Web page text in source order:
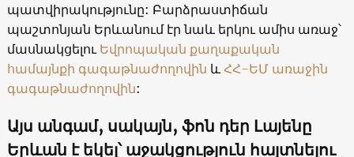
պատվիրակությունը: Բարձրաստիճան
պաշտոնյան Երևանում էր նաև երկու ամիս առաջ՝
մասնակցելու Եվրոպական քաղաքական
համայնքի գագաթնաժողովին և ՀՀ-ԵՄ առաջին
գագաթնաժողովին:
Այս անգամ, սակայն, ֆոն դեր Լայենը
Երևան է եկել՝ աջակցություն հայտնելու